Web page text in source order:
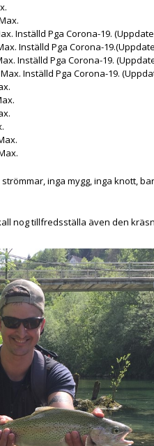
Pga Corona-19.
Pga Corona-
Pga Corona-19.
Pga Corona-19.
inga mygg, inga knott,
nog tillfredsställa även den